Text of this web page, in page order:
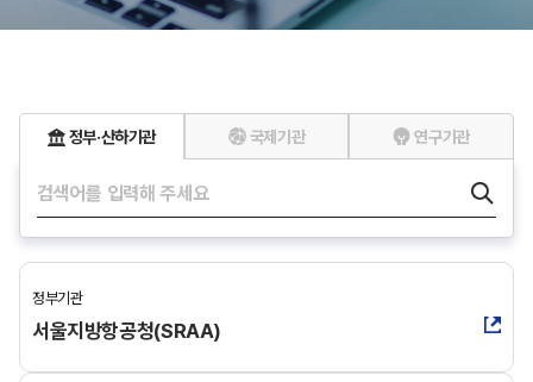
정부·산하기관 국제기관 연구기관
검
색
정부기관
서울지방항공청(SRAA)